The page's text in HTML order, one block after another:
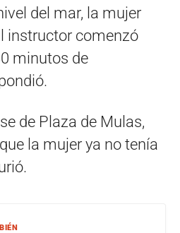
del mar, la mujer
instructor comenzó
minutos de
de Plaza de Mulas,
la mujer ya no tenía